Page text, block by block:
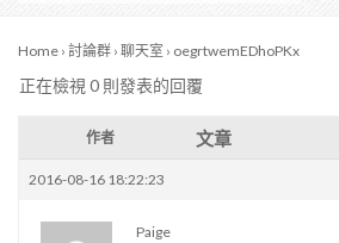
Home › 討論群 › 聊天室 › oegrtwemEDhoPKx
正在檢視 0 則發表的回覆
作者 文章
2016-08-16 18:22:23
Paige